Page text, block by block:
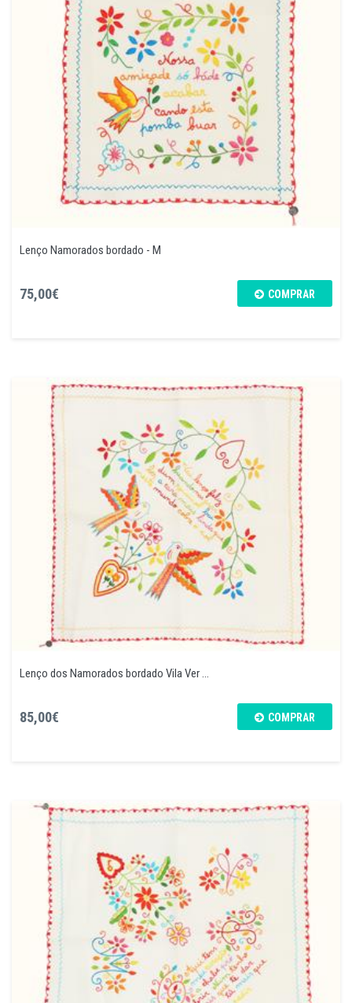
Lenço Namorados bordado - M
75,00€ COMPRAR
Lenço dos Namorados bordado Vila Ver ...
85,00€ COMPRAR